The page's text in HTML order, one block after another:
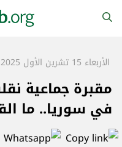
الأربعاء 15 تشرين الأول 2025 15:25:05
مقبرة جماعية
في سوريا.. ما